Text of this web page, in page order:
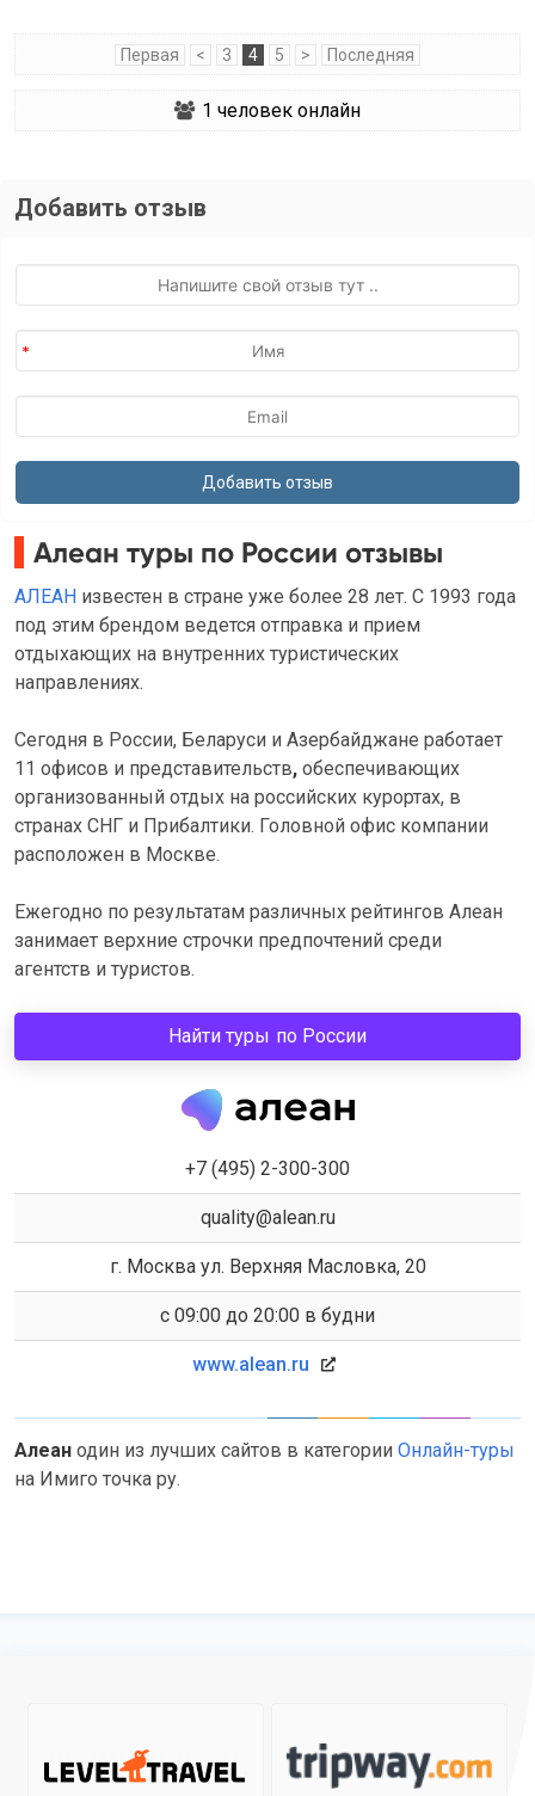
Первая < 3 4 5 > Последняя
1 человек онлайн
Добавить отзыв
Алеан туры по России отзывы
АЛЕАН известен в стране уже более 28 лет. С 1993 года
под этим брендом ведется отправка и прием
отдыхающих на внутренних туристических
направлениях.
Сегодня в России, Беларуси и Азербайджане работает
11 офисов и представительств, обеспечивающих
организованный отдых на российских курортах, в
странах СНГ и Прибалтики. Головной офис компании
расположен в Москве.
Ежегодно по результатам различных рейтингов Алеан
занимает верхние строчки предпочтений среди
агентств и туристов.
Найти туры по России
+7 (495) 2-300-300
quality@alean.ru
г. Москва ул. Верхняя Масловка, 20
c 09:00 до 20:00 в будни
www.alean.ru
Алеан один из лучших сайтов в категории Онлайн-туры
на Имиго точка ру.